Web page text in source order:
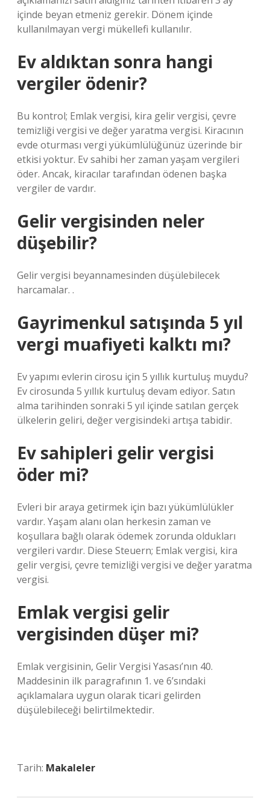
içinde beyan etmeniz gerekir. Dönem içinde
kullanılmayan vergi mükellefi kullanılır.
Ev aldıktan sonra hangi
vergiler ödenir?
Bu kontrol; Emlak vergisi, kira gelir vergisi, çevre
temizliği vergisi ve değer yaratma vergisi. Kiracının
evde oturması vergi yükümlülüğünüz üzerinde bir
etkisi yoktur. Ev sahibi her zaman yaşam vergileri
öder. Ancak, kiracılar tarafından ödenen başka
vergiler de vardır.
Gelir vergisinden neler
düşebilir?
Gelir vergisi beyannamesinden düşülebilecek
harcamalar. .
Gayrimenkul satışında 5 yıl
vergi muafiyeti kalktı mı?
Ev yapımı evlerin cirosu için 5 yıllık kurtuluş muydu?
Ev cirosunda 5 yıllık kurtuluş devam ediyor. Satın
alma tarihinden sonraki 5 yıl içinde satılan gerçek
ülkelerin geliri, değer vergisindeki artışa tabidir.
Ev sahipleri gelir vergisi
öder mi?
Evleri bir araya getirmek için bazı yükümlülükler
vardır. Yaşam alanı olan herkesin zaman ve
koşullara bağlı olarak ödemek zorunda oldukları
vergileri vardır. Diese Steuern; Emlak vergisi, kira
gelir vergisi, çevre temizliği vergisi ve değer yaratma
vergisi.
Emlak vergisi gelir
vergisinden düşer mi?
Emlak vergisinin, Gelir Vergisi Yasası’nın 40.
Maddesinin ilk paragrafının 1. ve 6’sındaki
açıklamalara uygun olarak ticari gelirden
düşülebileceği belirtilmektedir.
Tarih: Makaleler